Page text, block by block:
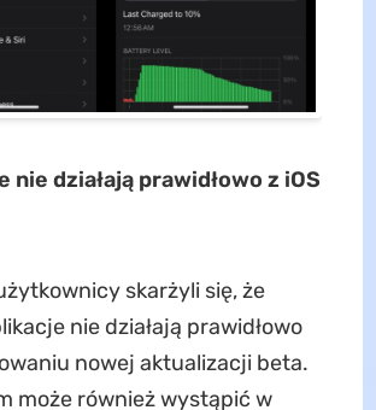
nie działają prawidłowo z iOS
skarżyli się, że
nie działają prawidłowo
nowej aktualizacji beta.
może również wystąpić w